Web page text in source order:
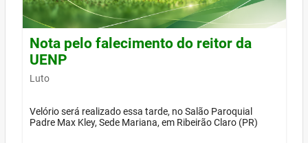
Nota pelo falecimento do reitor da
UENP
Luto
Velório será realizado essa tarde, no Salão Paroquial
Padre Max Kley, Sede Mariana, em Ribeirão Claro (PR)